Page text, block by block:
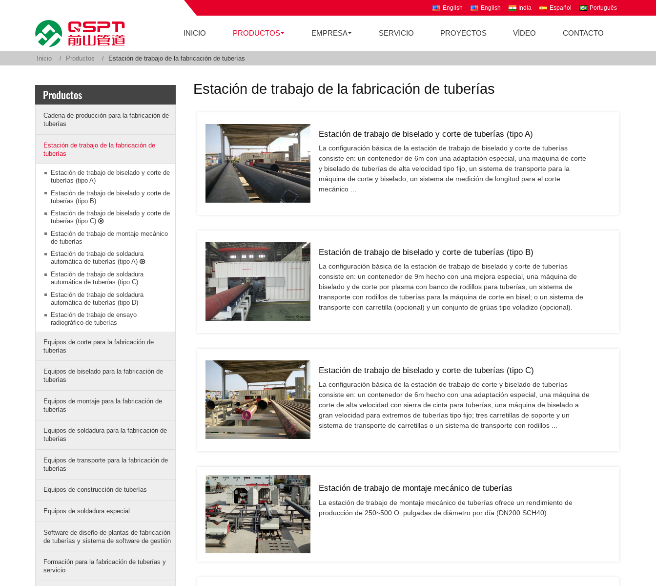
English English India Español Português
INICIO PRODUCTOS EMPRESA SERVICIO PROYECTOS VÍDEO CONTACTO
Inicio Productos Estación de trabajo de la fabricación de tuberías
Estación de trabajo de la fabricación de tuberías
Estación de trabajo de biselado y corte de tuberías (tipo A)
La configuración básica de la estación de trabajo de biselado y corte de tuberías
consiste en: un contenedor de 6m con una adaptación especial, una maquina de corte
y biselado de tuberías de alta velocidad tipo fijo, un sistema de transporte para la
máquina de corte y biselado, un sistema de medición de longitud para el corte
mecánico ...
Estación de trabajo de biselado y corte de tuberías (tipo B)
La configuración básica de la estación de trabajo de biselado y corte de tuberías
consiste en: un contenedor de 9m hecho con una mejora especial, una máquina de
biselado y de corte por plasma con banco de rodillos para tuberías, un sistema de
transporte con rodillos de tuberías para la máquina de corte en bisel; o un sistema de
transporte con carretilla (opcional) y un conjunto de grúas tipo voladizo (opcional).
Estación de trabajo de biselado y corte de tuberías (tipo C)
La configuración básica de la estación de trabajo de corte y biselado de tuberías
consiste en: un contenedor de 6m hecho con una adaptación especial, una máquina de
corte de alta velocidad con sierra de cinta para tuberías, una máquina de biselado a
gran velocidad para extremos de tuberías tipo fijo; tres carretillas de soporte y un
sistema de transporte de carretillas o un sistema de transporte con rodillos ...
Estación de trabajo de montaje mecánico de tuberías
La estación de trabajo de montaje mecánico de tuberías ofrece un rendimiento de
producción de 250~500 O. pulgadas de diámetro por día (DN200 SCH40).
Productos
Cadena de producción para la fabricación de
tuberías
Estación de trabajo de la fabricación de
tuberías
Estación de trabajo de biselado y corte de
tuberías (tipo A)
Estación de trabajo de biselado y corte de
tuberías (tipo B)
Estación de trabajo de biselado y corte de
tuberías (tipo C)
Estación de trabajo de montaje mecánico
de tuberías
Estación de trabajo de soldadura
automática de tuberías (tipo A)
Estación de trabajo de soldadura
automática de tuberías (tipo C)
Estación de trabajo de soldadura
automática de tuberías (tipo D)
Estación de trabajo de ensayo
radiográfico de tuberías
Equipos de corte para la fabricación de
tuberías
Equipos de biselado para la fabricación de
tuberías
Equipos de montaje para la fabricación de
tuberías
Equipos de soldadura para la fabricación de
tuberías
Equipos de transporte para la fabricación de
tuberías
Equipos de construcción de tuberías
Equipos de soldadura especial
Software de diseño de plantas de fabricación
de tuberías y sistema de software de gestión
Formación para la fabricación de tuberías y
servicio